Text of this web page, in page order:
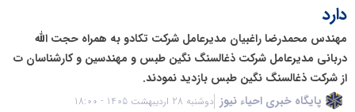
دارد
مهندس محمدرضا راغبیان مدیرعامل شرکت تکادو به همراه حجت الله
دربانی مدیرعامل شرکت ذغالسنگ نگین طبس و مهندسین و کارشناسان ت
از شرکت ذغالسنگ نگین طبس بازدید نمودند.
پایگاه خبری احیاء نیوز دوشنبه 28 اردیبهشت 1405 - 18:00